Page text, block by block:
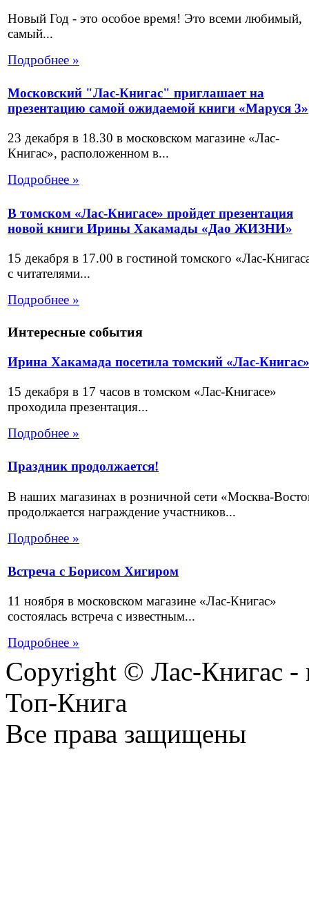
Новый Год - это особое время! Это всеми любимый,
самый...
Подробнее »
Московский "Лас-Книгас" приглашает на
презентацию самой ожидаемой книги «Маруся 3»
23 декабря в 18.30 в московском магазине «Лас-
Книгас», расположенном в...
Подробнее »
В томском «Лас-Книгасе» пройдет презентация
новой книги Ирины Хакамады «Дао ЖИЗНИ»
15 декабря в 17.00 в гостиной томского «Лас-
с читателями...
Подробнее »
Интересные события
Ирина Хакамада посетила томский «Лас-Книгас»
15 декабря в 17 часов в томском «Лас-Книгасе»
проходила презентация...
Подробнее »
Праздник продолжается!
В наших магазинах в розничной сети «Москва-
продолжается награждение участников...
Подробнее »
Встреча с Борисом Хигиром
11 ноября в московском магазине «Лас-Книгас»
состоялась встреча с известным...
Подробнее »
Copyright © Лас-Книгас
Топ-Книга
Все права защищены